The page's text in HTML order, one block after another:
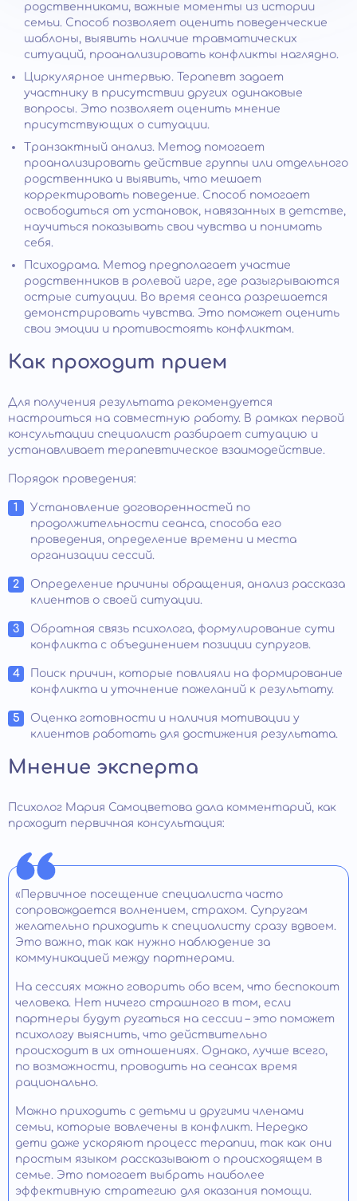
родственниками, важные моменты из истории
семьи. Способ позволяет оценить поведенческие
шаблоны, выявить наличие травматических
ситуаций, проанализировать конфликты наглядно.
Циркулярное интервью. Терапевт задает
участнику в присутствии других одинаковые
вопросы. Это позволяет оценить мнение
присутствующих о ситуации.
Транзактный анализ. Метод помогает
проанализировать действие группы или отдельного
родственника и выявить, что мешает
корректировать поведение. Способ помогает
освободиться от установок, навязанных в детстве,
научиться показывать свои чувства и понимать
себя.
Психодрама. Метод предполагает участие
родственников в ролевой игре, где разыгрываются
острые ситуации. Во время сеанса разрешается
демонстрировать чувства. Это поможет оценить
свои эмоции и противостоять конфликтам.
Как проходит прием
Для получения результата рекомендуется
настроиться на совместную работу. В рамках первой
консультации специалист разбирает ситуацию и
устанавливает терапевтическое взаимодействие.
Порядок проведения:
Установление договоренностей по
продолжительности сеанса, способа его
проведения, определение времени и места
организации сессий.
Определение причины обращения, анализ рассказа
клиентов о своей ситуации.
Обратная связь психолога, формулирование сути
конфликта с объединением позиции супругов.
Поиск причин, которые повлияли на формирование
конфликта и уточнение пожеланий к результату.
Оценка готовности и наличия мотивации у
клиентов работать для достижения результата.
Мнение эксперта
Психолог Мария Самоцветова дала комментарий, как
проходит первичная консультация:
«Первичное посещение специалиста часто
сопровождается волнением, страхом. Супругам
желательно приходить к специалисту сразу вдвоем.
Это важно, так как нужно наблюдение за
коммуникацией между партнерами.
На сессиях можно говорить обо всем, что беспокоит
человека. Нет ничего страшного в том, если
партнеры будут ругаться на сессии – это поможет
психологу выяснить, что действительно
происходит в их отношениях. Однако, лучше всего,
по возможности, проводить на сеансах время
рационально.
Можно приходить с детьми и другими членами
семьи, которые вовлечены в конфликт. Нередко
дети даже ускоряют процесс терапии, так как они
простым языком рассказывают о происходящем в
семье. Это помогает выбрать наиболее
эффективную стратегию для оказания помощи.